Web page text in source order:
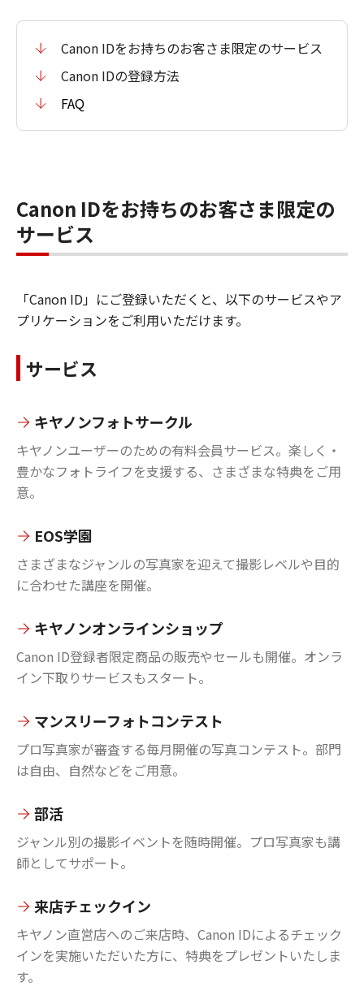
Canon IDをお持ちのお客さま限定のサービス
Canon IDの登録方法
FAQ
Canon IDをお持ちのお客さま限定の
サービス
「Canon ID」にご登録いただくと、以下のサービスやア
プリケーションをご利用いただけます。
サービス
キヤノンフォトサークル
キヤノンユーザーのための有料会員サービス。楽しく・
豊かなフォトライフを支援する、さまざまな特典をご用
意。
EOS学園
さまざまなジャンルの写真家を迎えて撮影レベルや目的
に合わせた講座を開催。
キヤノンオンラインショップ
Canon ID登録者限定商品の販売やセールも開催。オンラ
イン下取りサービスもスタート。
マンスリーフォトコンテスト
プロ写真家が審査する毎月開催の写真コンテスト。部門
は自由、自然などをご用意。
部活
ジャンル別の撮影イベントを随時開催。プロ写真家も講
師としてサポート。
来店チェックイン
キヤノン直営店へのご来店時、Canon IDによるチェック
インを実施いただいた方に、特典をプレゼントいたしま
す。